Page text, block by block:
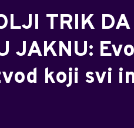
TRIK
JAKNU:
koji svi